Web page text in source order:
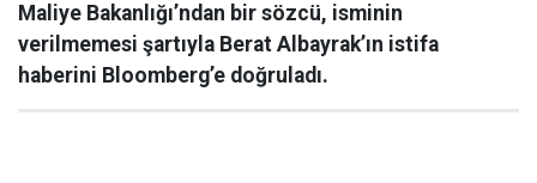
Maliye Bakanlığı’ndan bir sözcü, isminin
verilmemesi şartıyla Berat Albayrak’ın istifa
haberini Bloomberg’e doğruladı.